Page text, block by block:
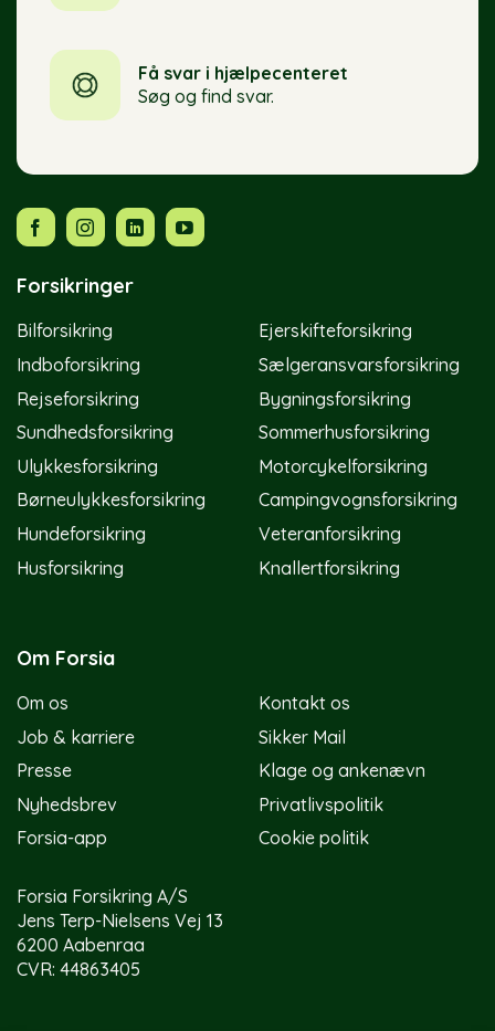
Få svar i hjælpecenteret
Søg og find svar.
Forsikringer
Bilforsikring
Indboforsikring
Rejseforsikring
Sundhedsforsikring
Ulykkesforsikring
Børneulykkesforsikring
Hundeforsikring
Husforsikring
Ejerskifteforsikring
Sælgeransvarsforsikring
Bygningsforsikring
Sommerhusforsikring
Motorcykelforsikring
Campingvognsforsikring
Veteranforsikring
Knallertforsikring
Om Forsia
Om os
Job & karriere
Presse
Nyhedsbrev
Forsia-app
Kontakt os
Sikker Mail
Klage og ankenævn
Privatlivspolitik
Cookie politik
Forsia Forsikring A/S
Jens Terp-Nielsens Vej 13
6200 Aabenraa
CVR: 44863405